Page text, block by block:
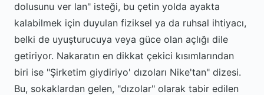
dolusunu ver lan" isteği, bu çetin yolda ayakta
kalabilmek için duyulan fiziksel ya da ruhsal ihtiyacı,
belki de uyuşturucuya veya güce olan açlığı dile
getiriyor. Nakaratın en dikkat çekici kısımlarından
biri ise "Şirketim giydiriyo' dızoları Nike'tan" dizesi.
Bu, sokaklardan gelen, "dızolar" olarak tabir edilen